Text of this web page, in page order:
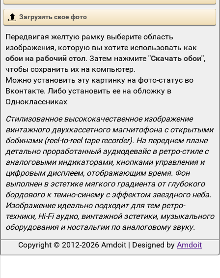
Загрузить свое фото
Передвигая желтую рамку выберите область
изображения, которую вы хотите использовать как
обои на рабочий стол. Затем нажмите "Скачать обои",
чтобы сохранить их на компьютер.
Можно установить эту картинку на фото-статус во
Вконтакте. Либо установить ее на обложку в
Одноклассниках
Стилизованное высококачественное изображение
винтажного двухкассетного магнитофона с открытыми
бобинами (reel-to-reel tape recorder). На переднем плане
детально проработанный аудиодевайс в ретро-стиле с
аналоговыми индикаторами, кнопками управления и
цифровым дисплеем, отображающим время. Фон
выполнен в эстетике мягкого градиента от глубокого
бордового к темно-синему с эффектом звездного неба.
Изображение идеально подходит для тем ретро-
техники, Hi-Fi аудио, винтажной эстетики, музыкального
оборудования и ностальгии по аналоговому звуку.
Copyright © 2012-2026 Amdoit | Designed by Amdoit